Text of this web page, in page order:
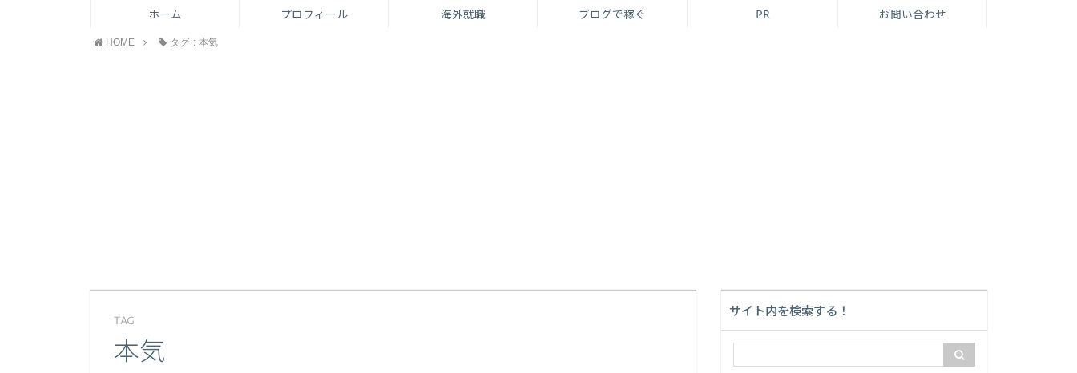
ホーム プロフィール 海外就職 ブログで稼ぐ PR お問い合わせ
HOME タグ : 本気
TAG
本気
サイト内を検索する！